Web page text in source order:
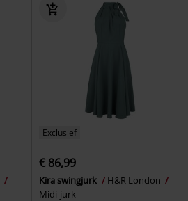
Exclusief
€ 86,99
Kira swingjurk
H&R London
Midi-jurk